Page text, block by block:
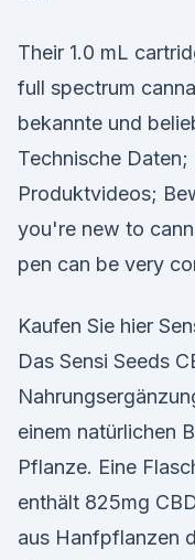
Their 1.0 mL
full spectrum
bekannte und
Technische
Produktvideos;
you're new to
pen can be very
Kaufen Sie hier
Das Sensi Seeds
einem natürlichen
Pflanze. Eine
enthält 825mg
aus Hanfpflanzen